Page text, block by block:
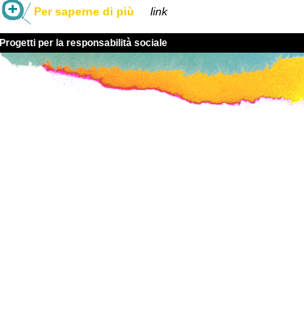
Per saperne di più link
Progetti per la responsabilità sociale